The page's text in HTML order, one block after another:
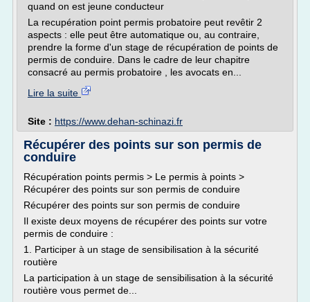
quand on est jeune conducteur
La recupération point permis probatoire peut revêtir 2
aspects : elle peut être automatique ou, au contraire,
prendre la forme d'un stage de récupération de points de
permis de conduire. Dans le cadre de leur chapitre
consacré au permis probatoire , les avocats en...
Lire la suite
Site : https://www.dehan-schinazi.fr
Récupérer des points sur son permis de
conduire
Récupération points permis > Le permis à points >
Récupérer des points sur son permis de conduire
Récupérer des points sur son permis de conduire
Il existe deux moyens de récupérer des points sur votre
permis de conduire :
1. Participer à un stage de sensibilisation à la sécurité
routière
La participation à un stage de sensibilisation à la sécurité
routière vous permet de...